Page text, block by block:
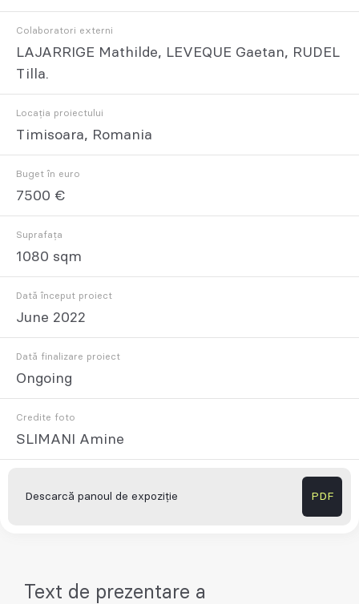
Colaboratori externi
LAJARRIGE Mathilde, LEVEQUE Gaetan, RUDEL
Tilla.
Locația proiectului
Timisoara, Romania
Buget în euro
7500 €
Suprafața
1080 sqm
Dată început proiect
June 2022
Dată finalizare proiect
Ongoing
Credite foto
SLIMANI Amine
Descarcă panoul de expoziție PDF
Text de prezentare a